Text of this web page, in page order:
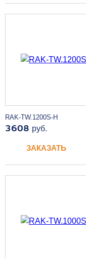
RAK-TW.1200S-H
3608 руб.
ЗАКАЗАТЬ